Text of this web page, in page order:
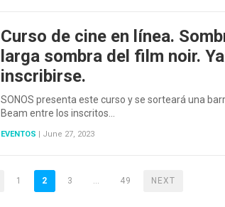
Curso de cine en línea.
larga sombra del film noir.
inscribirse.
SONOS presenta este curso y se sorteará una
Beam entre los inscritos…
EVENTOS | June 27, 2023
1 2 3 49 NEXT